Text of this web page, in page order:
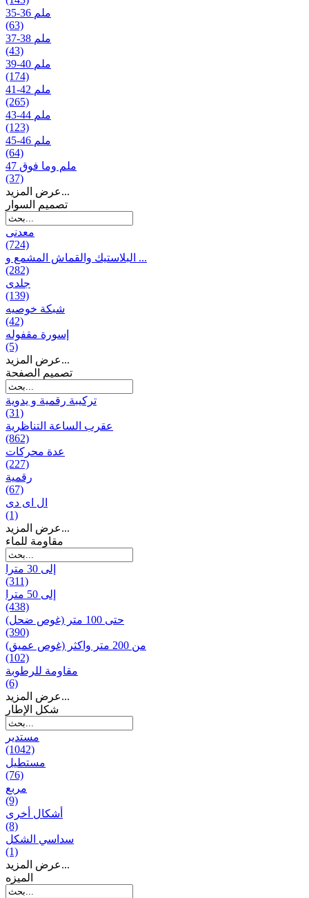
35-36 ملم
(63)
37-38 ملم
(43)
39-40 ملم
(174)
41-42 ملم
(265)
43-44 ملم
(123)
45-46 ملم
(64)
47 ملم وما فوق
(37)
عرض المزيد...
تصمیم السوار
معدنی
(724)
البلاستيك والقماش المشمع و ...
(282)
جلدی
(139)
شبكة خوصیه
(42)
إسورة مقفوله
(5)
عرض المزيد...
تصميم الصفحة
تركيبة رقمية و يدوية
(31)
عقرب الساعة التناظرية
(862)
عدة محركات
(227)
رقمية
(67)
ال ای دی
(1)
عرض المزيد...
مقاومة للماء
إلى 30 مترا
(311)
إلى 50 مترا
(438)
حتى 100 متر (غوص ضحل)
(390)
من 200 متر واکثر (غوص عميق)
(102)
مقاومة للرطوبة
(6)
عرض المزيد...
شكل الإطار
مستدير
(1042)
مستطيل
(76)
مربع
(9)
أشكال أخرى
(8)
سداسي الشكل
(1)
عرض المزيد...
المیزه